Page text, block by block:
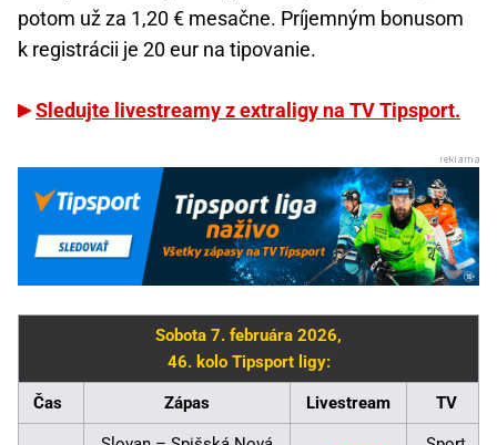
potom už za 1,20 € mesačne. Príjemným bonusom
k registrácii je 20 eur na tipovanie.
Sledujte livestreamy z extraligy na TV Tipsport.
Sobota 7. februára 2026,
46. kolo Tipsport ligy:
Čas Zápas Livestream TV